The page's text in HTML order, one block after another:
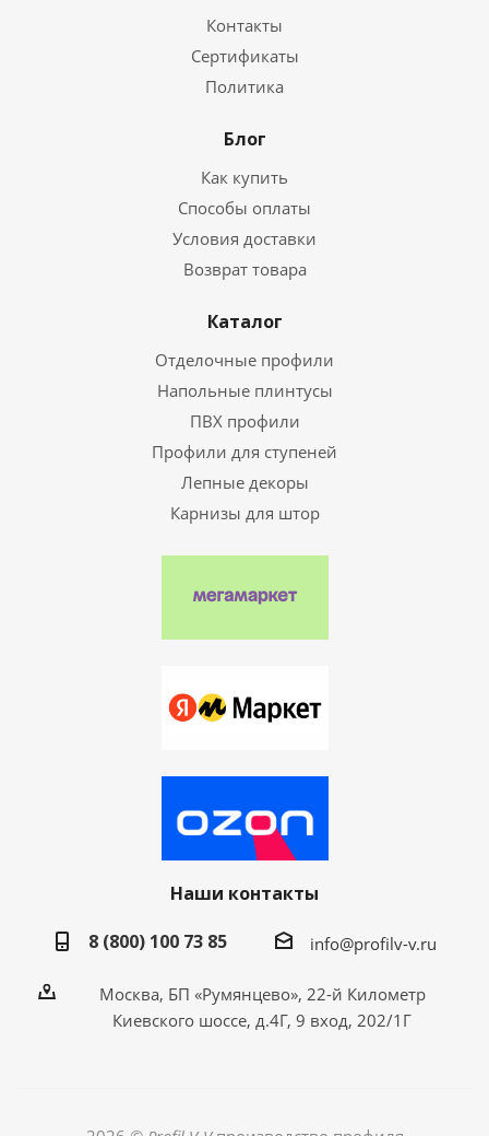
Контакты
Сертификаты
Политика
Блог
Как купить
Способы оплаты
Условия доставки
Возврат товара
Каталог
Отделочные профили
Напольные плинтусы
ПВХ профили
Профили для ступеней
Лепные декоры
Карнизы для штор
Наши контакты
8 (800) 100 73 85
info@profilv-v.ru
Москва, БП «Румянцево», 22-й Километр
Киевского шоссе, д.4Г, 9 вход, 202/1Г